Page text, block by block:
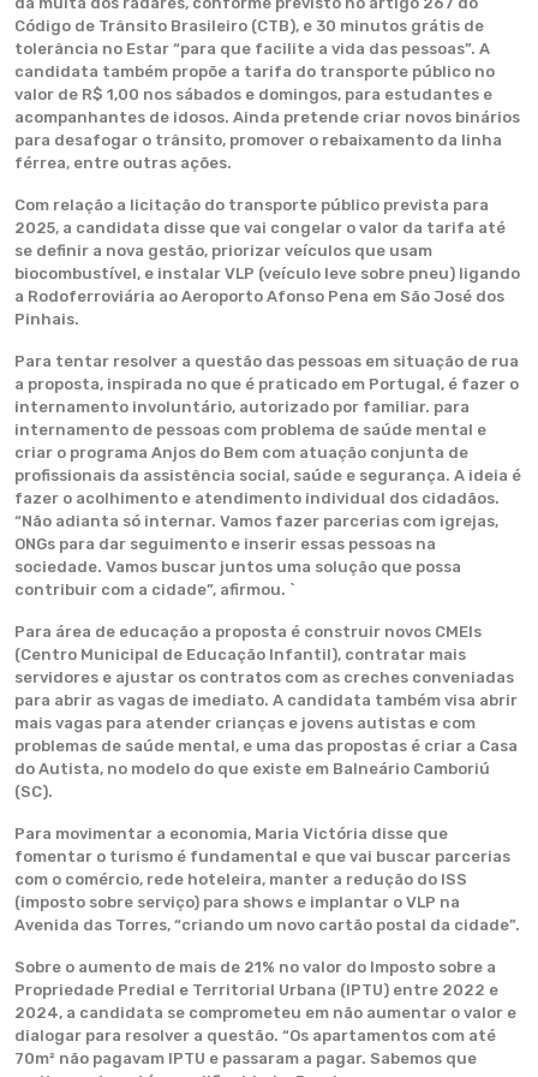
Código de Trânsito Brasileiro (CTB), e 30 minutos grátis de
tolerância no Estar “para que facilite a vida das pessoas”. A
candidata também propõe a tarifa do transporte público no
valor de R$ 1,00 nos sábados e domingos, para estudantes e
acompanhantes de idosos. Ainda pretende criar novos binários
para desafogar o trânsito, promover o rebaixamento da linha
férrea, entre outras ações.
Com relação a licitação do transporte público prevista para
2025, a candidata disse que vai congelar o valor da tarifa até
se definir a nova gestão, priorizar veículos que usam
biocombustível, e instalar VLP (veículo leve sobre pneu) ligando
a Rodoferroviária ao Aeroporto Afonso Pena em São José dos
Pinhais.
Para tentar resolver a questão das pessoas em situação de rua
a proposta, inspirada no que é praticado em Portugal, é fazer o
internamento involuntário, autorizado por familiar. para
internamento de pessoas com problema de saúde mental e
criar o programa Anjos do Bem com atuação conjunta de
profissionais da assistência social, saúde e segurança. A ideia é
fazer o acolhimento e atendimento individual dos cidadãos.
“Não adianta só internar. Vamos fazer parcerias com igrejas,
ONGs para dar seguimento e inserir essas pessoas na
sociedade. Vamos buscar juntos uma solução que possa
contribuir com a cidade”, afirmou. `
Para área de educação a proposta é construir novos CMEIs
(Centro Municipal de Educação Infantil), contratar mais
servidores e ajustar os contratos com as creches conveniadas
para abrir as vagas de imediato. A candidata também visa abrir
mais vagas para atender crianças e jovens autistas e com
problemas de saúde mental, e uma das propostas é criar a Casa
do Autista, no modelo do que existe em Balneário Camboriú
(SC).
Para movimentar a economia, Maria Victória disse que
fomentar o turismo é fundamental e que vai buscar parcerias
com o comércio, rede hoteleira, manter a redução do ISS
(imposto sobre serviço) para shows e implantar o VLP na
Avenida das Torres, “criando um novo cartão postal da cidade”.
Sobre o aumento de mais de 21% no valor do Imposto sobre a
Propriedade Predial e Territorial Urbana (IPTU) entre 2022 e
2024, a candidata se comprometeu em não aumentar o valor e
dialogar para resolver a questão. “Os apartamentos com até
70m² não pagavam IPTU e passaram a pagar. Sabemos que